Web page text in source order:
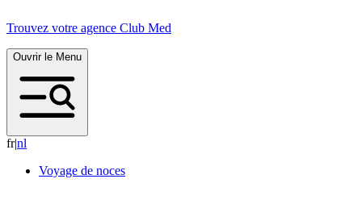
Trouvez votre agence Club Med
Ouvrir le Menu
fr|nl
Voyage de noces